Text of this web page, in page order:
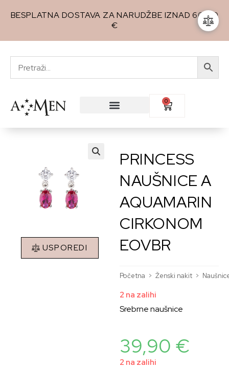
BESPLATNA DOSTAVA ZA NARUDŽBE IZNAD 60,00
€
0
USPOREDI
PRINCESS
NAUŠNICE A
AQUAMARIN
CIRKONOM
EOVBR
Početna > Ženski nakit >
2 na zalihi
Srebrne naušnice
39,90 €
2 na zalihi